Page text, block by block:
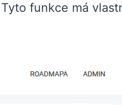
funkce má